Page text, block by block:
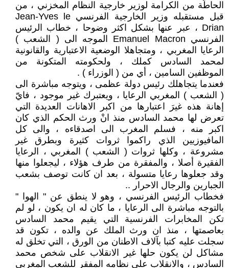
الحاطّة من الكرامة لوزير خارجية النظام المخزني ، من
قبل مستقبله وزير الخارجية الفرنسي Jean-Yves le
Drian ، عبر عنها بشكل اكثر وضوحا ، خطاب الرئيس
الفرنسي Emanuel Macron الموجه الى ( الشعب )
الرعايا المغربي ، ومتجاهلا الوضعية الاعتبارية والقانونية
لمحمد السادس كملك ، ولحكومته المتكونة من
الموظفين السامين ، أي من ( الوزراء ) .
فعندما يتجاهلك رئيس دولة عظمى ، ويتوجه مباشرة الى
( الشعب ) المغربي الرعايا ، ويعتبرك غير موجود ، فايّ
إهانة هذه غيرَ اعتبارها من اكبر الاهانات العديدة التي
تعرض لها محمد السادس منذ انْ ورث الحكم الذي كان
اكبر منه ، فسلم المغرب الى اصدقاءه ، والى كل
المافيوزيين الذي راكموا ثروات كثيرة وبطرق غير
مشروعة ، وكلها ثروات ( الشعب ) المغربي ، الرعايا
الفقيرة أصلا ، والمفقرة من طرف هؤلاء ، ليجعلوا منها
وقد جعلوها رعايا متسولة ، بعد ان كانت توصف بشعب
الجبارين والرجال الاحرار ..
فخطاب الرئيس الفرنسي ، وهو لا ينطق عن " الهوا "
بالتوجه مباشرة الى الرعايا ، ما كان له ان يكون ، لو لم
تكن المخابرات الفرنسية التي يقيم محمد السادس
بعاصمتها ، منذ ان ورث الملك عن والده ، تكون قد
سجلت عليه كتبا بآلاف الاطنان من الورق ، التي تخلق له
مشاكل لن يكون حلها غير الانقلاب على شخص محمد
السادس ، والانقلاب على نظامه المفقر للشعب المغربي